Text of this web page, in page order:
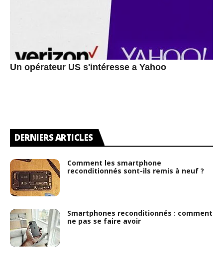
Un opérateur US s'intéresse a Yahoo
DERNIERS ARTICLES
Comment les smartphone
reconditionnés sont-ils remis à neuf ?
Smartphones reconditionnés : comment
ne pas se faire avoir